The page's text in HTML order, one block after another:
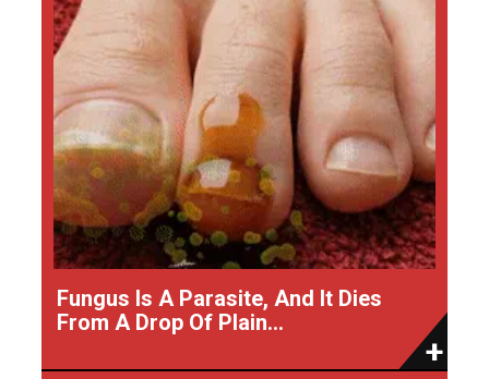
Fungus Is A Parasite, And It Dies
From A Drop Of Plain...